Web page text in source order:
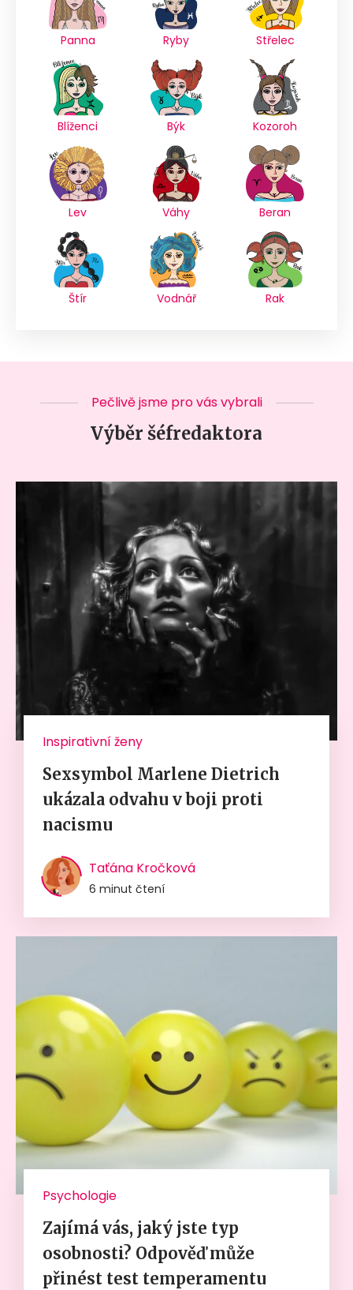
Panna Ryby Střelec
Blíženci Býk Kozoroh
Lev Váhy Beran
Štír Vodnář Rak
Pečlivě jsme pro vás vybrali
Výběr šéfredaktora
Inspirativní ženy
Sexsymbol Marlene Dietrich
ukázala odvahu v boji proti
nacismu
Taťána Kročková
6 minut čtení
Psychologie
Zajímá vás, jaký jste typ
osobnosti? Odpověď může
přinést test temperamentu